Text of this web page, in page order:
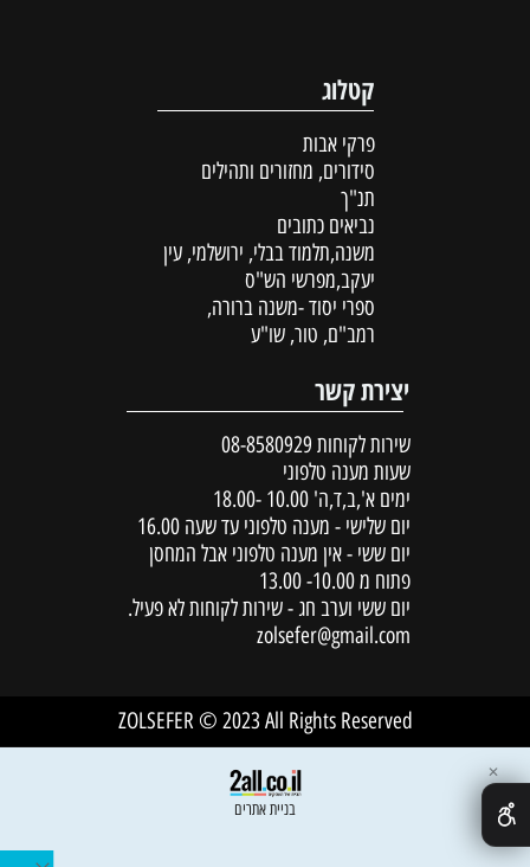
קטלוג
פרקי אבות
סידורים, מחזורים ותהילים
תנ"ך
נביאים כתובים
משנה,תלמוד בבלי, ירושלמי, עין
יעקב,מפרשי הש"ס
ספרי יסוד -משנה ברורה,
רמב"ם, טור, שו"ע
יצירת קשר
שירות לקוחות 08-8580929
שעות מענה טלפוני
ימים א',ב,ד,ה' 10.00 -18.00
יום שלישי - מענה טלפוני עד שעה 16.00
יום ששי - אין מענה טלפוני אבל המחסן
פתוח מ 10.00- 13.00
יום ששי וערב חג - שירות לקוחות לא פעיל.
zolsefer@gmail.com
ZOLSEFER © 2023 All Rights Reserved
בניית אתרים
✕